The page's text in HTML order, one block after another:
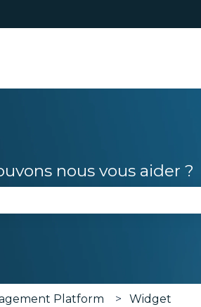
nous vous aider ?
de recherche est vide.
Platform Widget